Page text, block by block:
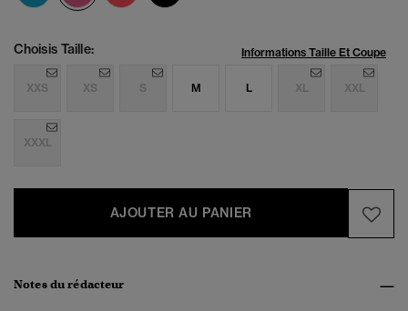
Choisis Taille: Informations Taille Et Coupe
XXS XS S M L XL XXL
XXXL
AJOUTER AU PANIER
Notes du rédacteur